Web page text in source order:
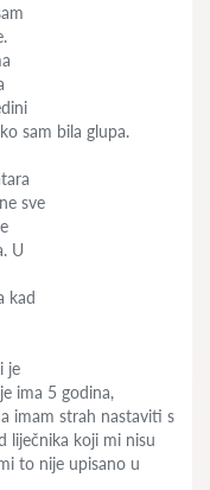
sam bila glupa.
sve
U
kad
je
ima 5 godina,
imam strah nastaviti s
liječnika koji mi nisu
to nije upisano u